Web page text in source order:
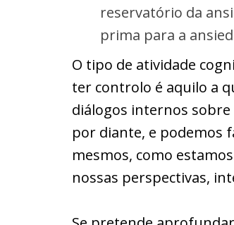
reservatório da
prima para a
O tipo de atividade
ter controlo é aquilo a
diálogos internos sobre
por diante, e podemos
mesmos, como
nossas perspectivas,